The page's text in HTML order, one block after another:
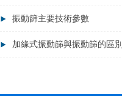
振動篩主要技術參數
加緣式振動篩與振動篩的區別